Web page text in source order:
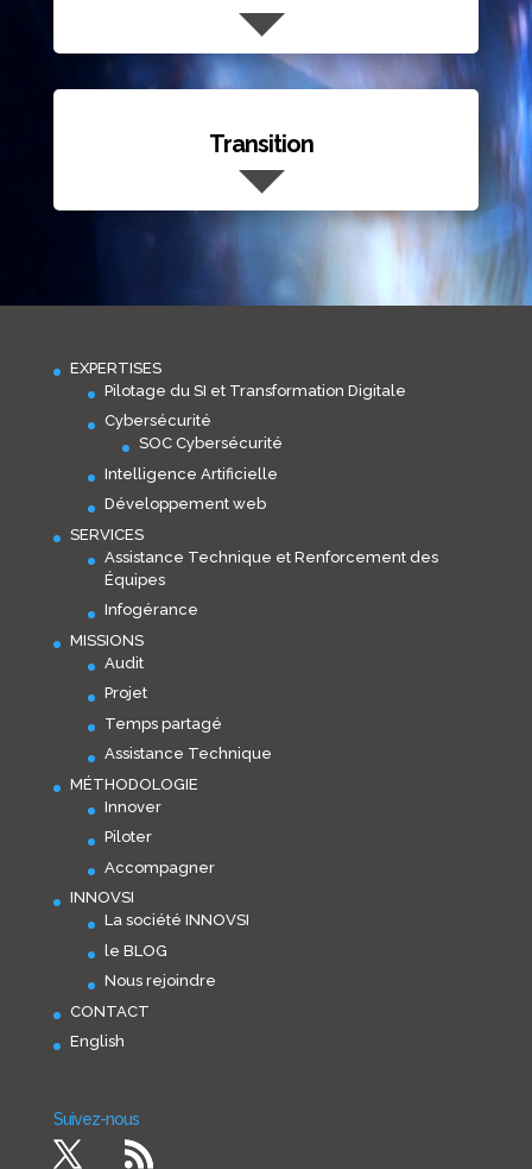
Transition
EXPERTISES
Pilotage du SI et Transformation Digitale
Cybersécurité
SOC Cybersécurité
Intelligence Artificielle
Développement web
SERVICES
Assistance Technique et Renforcement des
Équipes
Infogérance
MISSIONS
Audit
Projet
Temps partagé
Assistance Technique
MÉTHODOLOGIE
Innover
Piloter
Accompagner
INNOVSI
La société INNOVSI
le BLOG
Nous rejoindre
CONTACT
English
Suivez-nous